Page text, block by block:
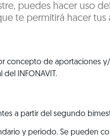
puedes hacer uso
te permitirá hacer tus
concepto de aportaciones
INFONAVIT.
a partir del segundo
y periodo. Se pueden